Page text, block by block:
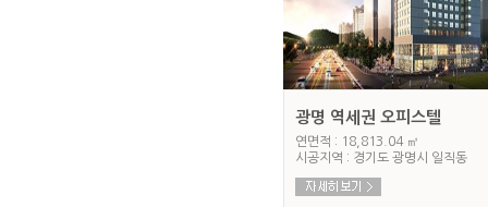
광명 역세권 오피스텔
연면적 : 18,813.04 ㎡
시공지역 : 경기도 광명시 일직동